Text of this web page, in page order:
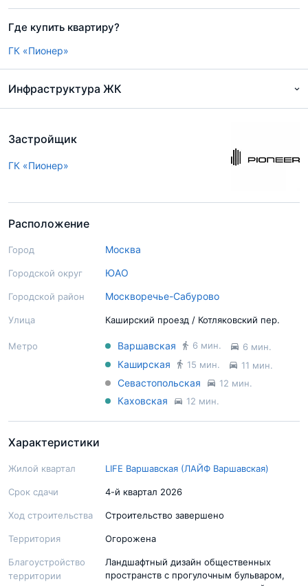
Где купить квартиру?
ГК «Пионер»
Застройщик
ГК «Пионер»
Расположение
Город Москва
Городской округ ЮАО
Городской район Москворечье-Сабурово
Улица Каширский проезд / Котляковский пер.
Метро Варшавская 6 мин. 6 мин.
Каширская 15 мин. 11 мин.
Севастопольская 12 мин.
Каховская 12 мин.
Характеристики
Жилой квартал LIFE Варшавская (ЛАЙФ Варшавская)
Срок сдачи 4-й квартал 2026
Ход строительства Строительство завершено
Территория Огорожена
Благоустройство
территории
Ландшафтный дизайн общественных
пространств с прогулочным бульваром,
Инфраструктура ЖК